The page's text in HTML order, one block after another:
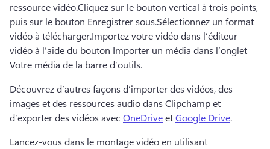
ressource vidéo.Cliquez sur le bouton vertical à trois points,
puis sur le bouton Enregistrer sous.Sélectionnez un format
vidéo à télécharger.Importez votre vidéo dans l’éditeur
vidéo à l’aide du bouton Importer un média dans l’onglet
Votre média de la barre d’outils.
Découvrez d’autres façons d’importer des vidéos, des
images et des ressources audio dans Clipchamp et
d’exporter des vidéos avec OneDrive et Google Drive.
Lancez-vous dans le montage vidéo en utilisant